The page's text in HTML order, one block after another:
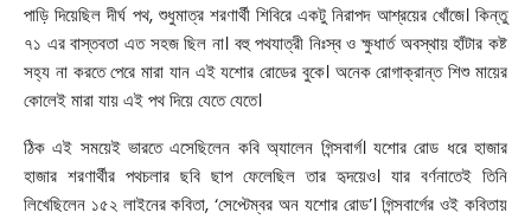
পাড়ি দিয়েছিল দীর্ঘ পথ, শুধুমাত্র শরণার্থী শিবিরে একটু নিরাপদ আশ্রয়ের খোঁজে। কিন্তু
৭১ এর বাস্তবতা এত সহজ ছিল না। বহু পথযাত্রী নিঃস্ব ও ক্ষুধার্ত অবস্থায় হাঁটার কষ্ট
সহ্য না করতে পেরে মারা যান এই যশোর রোডের বুকে। অনেক রোগাক্রান্ত শিশু মায়ের
কোলেই মারা যায় এই পথ দিয়ে যেতে যেতে।
ঠিক এই সময়েই ভারতে এসেছিলেন কবি অ্যালেন গিন্সবার্গ। যশোর রোড ধরে হাজার
হাজার শরণার্থীর পথচলার ছবি ছাপ ফেলেছিল তার হৃদয়েও। যার বর্ণনাতেই তিনি
লিখেছিলেন ১৫২ লাইনের কবিতা, ‘‌সেপ্টেম্বর অন যশোর রোড’‌। গিন্সবার্গের ওই কবিতায়